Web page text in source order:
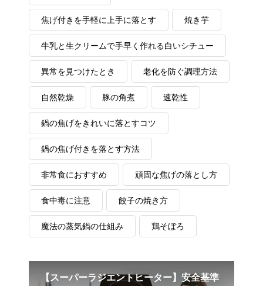
焦げ付きを手軽に上手に落とす 焼き芋
牛乳と生クリームで手早く作れる白いシチュー
異常を見つけたとき 老化を防ぐ調理方法
自然乾燥 豚の角煮 速乾性
鍋の焦げをきれいに落とすコツ
鍋の焦げ付きを落とす方法
非常食におすすめ 頑固な焦げの落とし方
食中毒に注意 餃子の焼き方
魔法の蒸気鍋の仕組み 鶏そぼろ
【スーパーラジエントヒーター】安全基準